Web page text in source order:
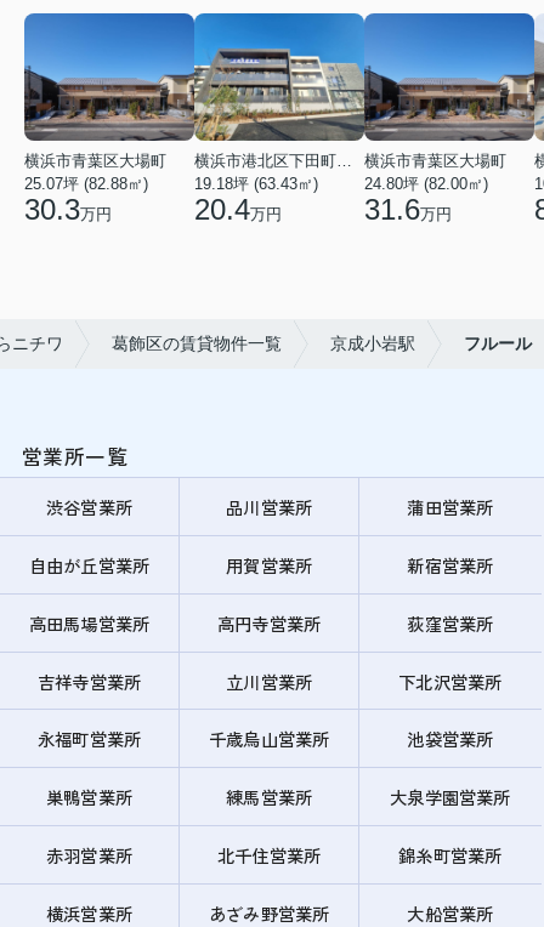
横浜市青葉区大場町
25.07坪 (82.88㎡)
30.3万円
19.18坪 (63.43㎡)
20.4万円
横浜市青葉区大場町
24.80坪 (82.00㎡)
31.6万円
ニチワ 葛飾区の賃貸物件一覧 京成小岩駅 フルール
営業所一覧
渋谷営業所 品川営業所 蒲田営業所
自由が丘営業所 用賀営業所 新宿営業所
高田馬場営業所 高円寺営業所 荻窪営業所
吉祥寺営業所 立川営業所 下北沢営業所
永福町営業所 千歳烏山営業所 池袋営業所
巣鴨営業所 練馬営業所 大泉学園営業所
赤羽営業所 北千住営業所 錦糸町営業所
横浜営業所 あざみ野営業所 大船営業所